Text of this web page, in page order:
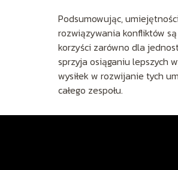
Podsumowując,
rozwiązywania konfliktów
korzyści zarówno dla
sprzyja osiąganiu lepszych
wysiłek w rozwijanie tych
całego zespołu.